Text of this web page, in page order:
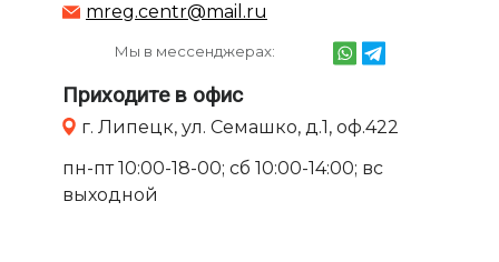
О курсах (132)
О центре (39)
О навыках (15)
Контакты
mreg.centr@mail.ru
Мы в мессенджерах:
Приходите в офис
г. Липецк, ул. Семашко, д.1, оф.422
пн-пт 10:00-18-00; сб 10:00-14:00; вс
выходной